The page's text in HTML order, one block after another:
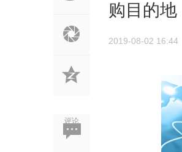
评论
购目的地
2019-08-02 16:44